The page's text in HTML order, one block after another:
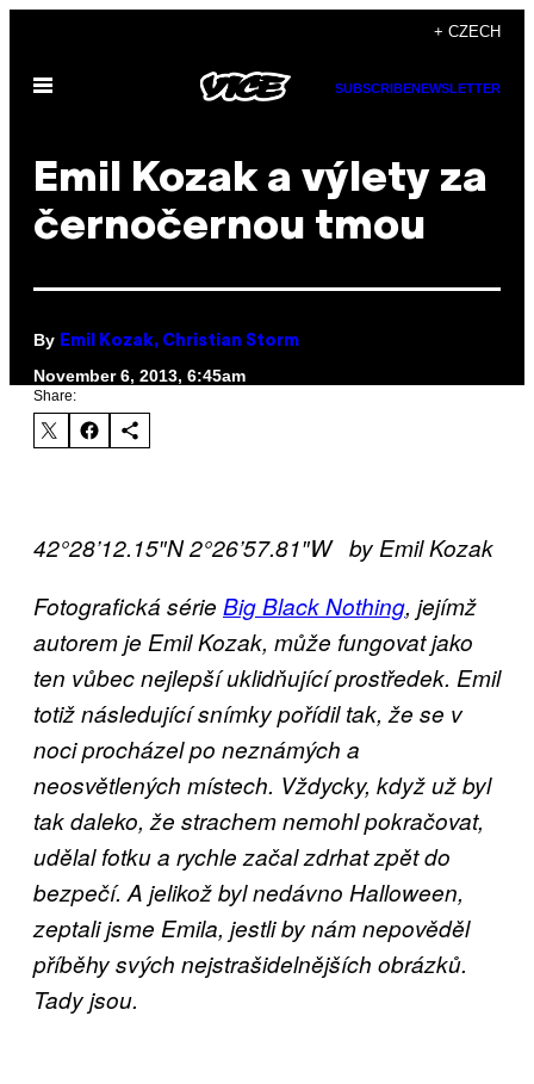
content
+ CZECH
Open
SUBSCRIBENEWSLETTER
Emil Kozak a výlety za
černočernou tmou
By Emil Kozak, Christian Storm
November 6, 2013, 6:45am
Share:
42°28’12.15″N 2°26’57.81″W by Emil Kozak
Fotografická série Big Black Nothing, jejímž
autorem je Emil Kozak, může fungovat jako
ten vůbec nejlepší uklidňující prostředek. Emil
totiž následující snímky pořídil tak, že se v
noci procházel po neznámých a
neosvětlených místech. Vždycky, když už byl
tak daleko, že strachem nemohl pokračovat,
udělal fotku a rychle začal zdrhat zpět do
bezpečí. A jelikož byl nedávno Halloween,
zeptali jsme Emila, jestli by nám nepověděl
příběhy svých nejstrašidelnějších obrázků.
Tady jsou.